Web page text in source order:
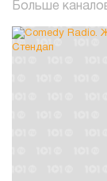
Больше